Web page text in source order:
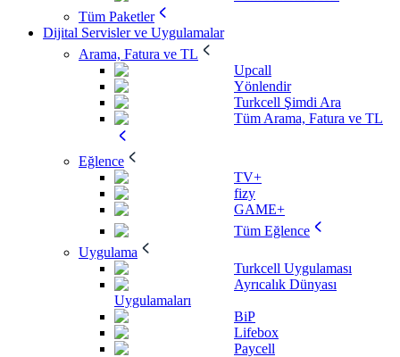
Tüm Paketler
Dijital Servisler ve Uygulamalar
Arama, Fatura ve TL
Upcall
Yönlendir
Turkcell Şimdi Ara
Tüm Arama, Fatura ve TL
Eğlence
TV+
fizy
GAME+
Tüm Eğlence
Uygulama
Turkcell Uygulaması
Ayrıcalık Dünyası
Uygulamaları
BiP
Lifebox
Paycell